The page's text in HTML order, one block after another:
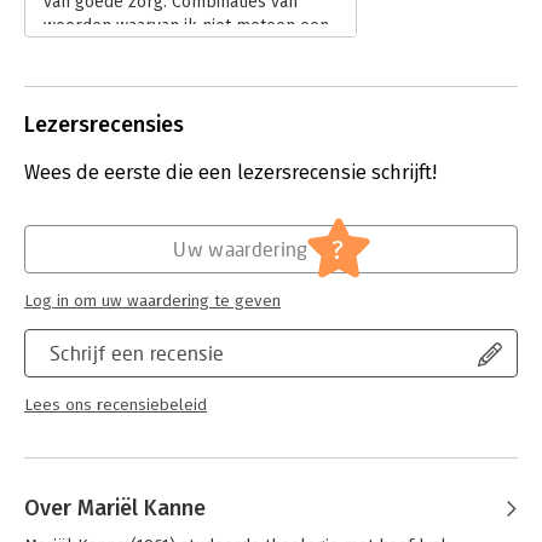
leven te nemen. Goede zorg is ook betrokkenheid: de cliënt
zien als de mens die hij of zij is en deze behandelen als een
zorg wordt benoemd met het werkwoord 'durven'. Men brengt
om lastige situaties aan te gaan en existentiële kwesties aan de
goede zorg is soms ook juist bewust iets niet doen. Tenslotte
cliënt, in termen van bijdragen aan kwaliteit van leven en een
menswaardig bestaan.
woorden waarvan ik niet meteen een
Lees verder
Lezersrecensies
Wees de eerste die een lezersrecensie schrijft!
Schrijf een recensie
Lees ons recensiebeleid
Uw waardering ?
Log in om uw waardering te geven
Over Mariël Kanne